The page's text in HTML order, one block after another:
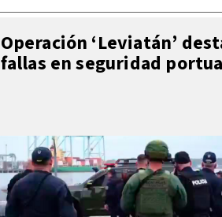
Operación ‘Leviatán’
fallas en seguridad